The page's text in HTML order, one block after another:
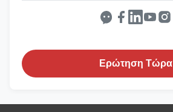
Ερώτηση Τώρα